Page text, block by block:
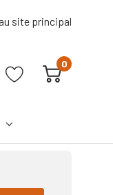
site principal
0